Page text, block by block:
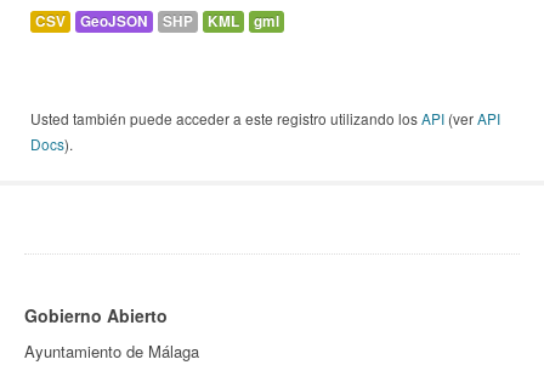
CSV GeoJSON SHP KML gml
Usted también puede acceder a este registro utilizando losAPI (verAPI
Docs).
Gobierno Abierto
Ayuntamiento de Málaga